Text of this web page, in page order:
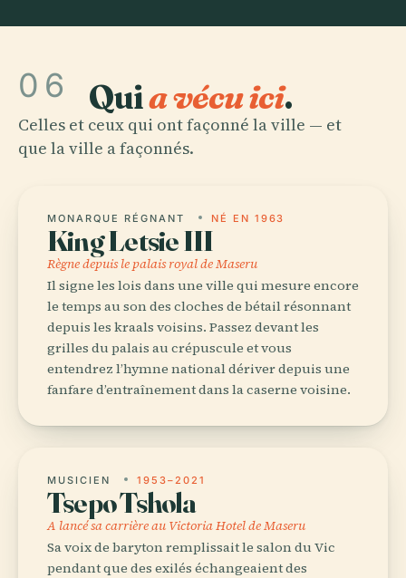
06 Quia vécu ici.
Celles et ceux qui ont façonné la ville — et
que la ville a façonnés.
MONARQUE RÉGNANT NÉ EN 1963
King Letsie III
Règne depuis le palais royal de Maseru
Il signe les lois dans une ville qui mesure encore
le temps au son des cloches de bétail résonnant
depuis les kraals voisins. Passez devant les
grilles du palais au crépuscule et vous
entendrez l’hymne national dériver depuis une
fanfare d’entraînement dans la caserne voisine.
MUSICIEN 1953–2021
Tsepo Tshola
A lancé sa carrière au Victoria Hotel de Maseru
Sa voix de baryton remplissait le salon du Vic
pendant que des exilés échangeaient des